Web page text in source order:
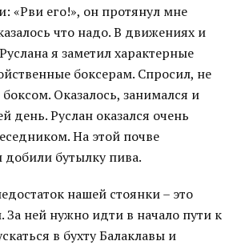
«Рви его!», он протянул мне
что надо. В движениях и
я заметил характерные
боксерам. Спросил, не
Оказалось, занимался и
день. Руслан оказался очень
На этой почве
добили бутылку пива.
нашей стоянки – это
За ней нужно идти в начало пути к
в бухту Балаклавы и